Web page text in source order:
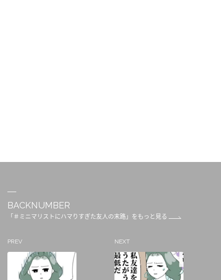
BACKNUMBER
「＃ミニマリストにハマりすぎた友人の末路」をもっと見る
PREV NEXT